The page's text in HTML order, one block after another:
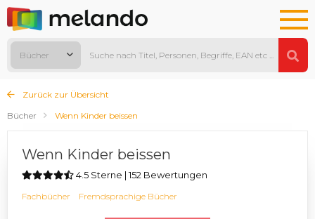
Bücher
Zurück zur Übersicht
Bücher
Wenn Kinder beissen
Wenn Kinder beissen
4.5 Sterne | 152 Bewertungen
Fachbücher Fremdsprachige Bücher